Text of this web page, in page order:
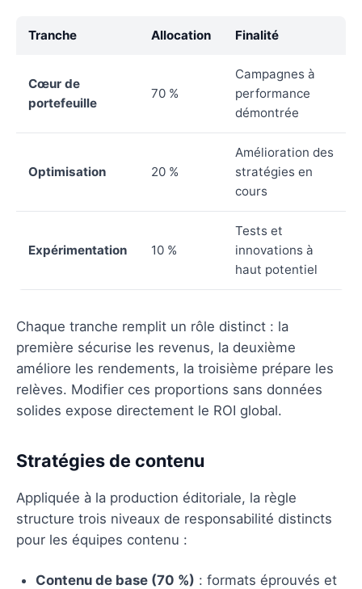
Tranche Allocation Finalité
Cœur de
portefeuille
70 %
Campagnes à
performance
démontrée
Optimisation 20 %
Amélioration des
stratégies en
cours
Expérimentation 10 %
Tests et
innovations à
haut potentiel
Chaque tranche remplit un rôle distinct : la
première sécurise les revenus, la deuxième
améliore les rendements, la troisième prépare les
relèves. Modifier ces proportions sans données
solides expose directement le ROI global.
Stratégies de contenu
Appliquée à la production éditoriale, la règle
structure trois niveaux de responsabilité distincts
pour les équipes contenu :
Contenu de base (70 %) : formats éprouvés et